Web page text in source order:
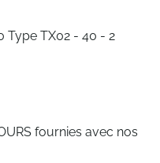
TX02 - 40 - 2
fournies avec nos